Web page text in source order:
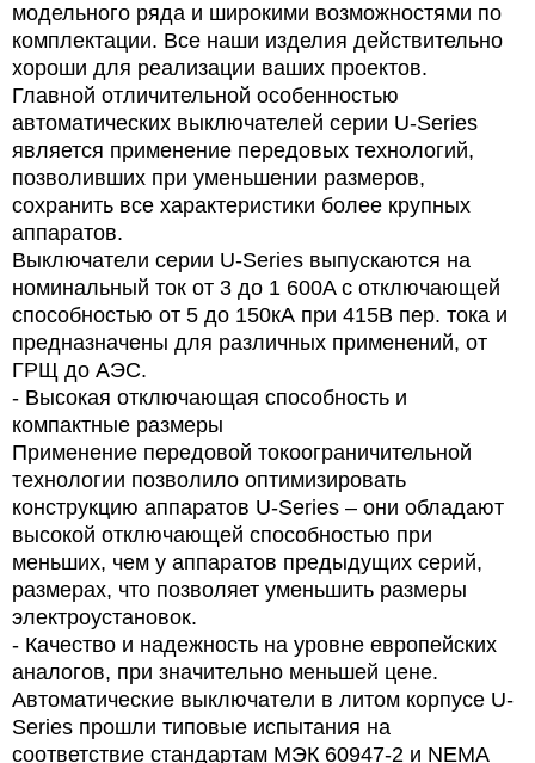
модельного ряда и широкими возможностями по
комплектации. Все наши изделия действительно
хороши для реализации ваших проектов.
Главной отличительной особенностью
автоматических выключателей серии U-Series
является применение передовых технологий,
позволивших при уменьшении размеров,
сохранить все характеристики более крупных
аппаратов.
Выключатели серии U-Series выпускаются на
номинальный ток от 3 до 1 600A с отключающей
способностью от 5 до 150кА при 415В пер. тока и
предназначены для различных применений, от
ГРЩ до АЭС.
- Высокая отключающая способность и
компактные размеры
Применение передовой токоограничительной
технологии позволило оптимизировать
конструкцию аппаратов U-Series – они обладают
высокой отключающей способностью при
меньших, чем у аппаратов предыдущих серий,
размерах, что позволяет уменьшить размеры
электроустановок.
- Качество и надежность на уровне европейских
аналогов, при значительно меньшей цене.
Автоматические выключатели в литом корпусе U-
Series прошли типовые испытания на
соответствие стандартам МЭК 60947-2 и NEMA